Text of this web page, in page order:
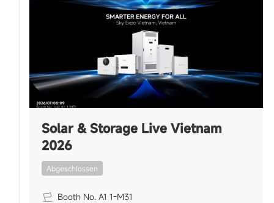
Solar & Storage Live Vietnam
2026
Abgeschlossen
Booth No. A1 1-M31